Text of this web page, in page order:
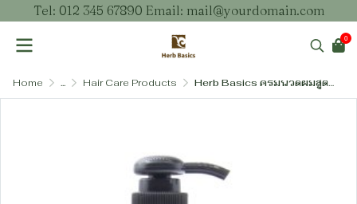
Tel: 012 345 67890 Email: mail@yourdomain.com
0
Home ... Hair Care Products Herb Basics ครมนวดผมสูตรปราศจากพาราเบนและ SLS – คืนความนุ่มสลวยด้วยคุณค่าธรรมชาติ (3 สูตร)